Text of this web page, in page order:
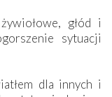
głód i
sytuacji
dla innych i